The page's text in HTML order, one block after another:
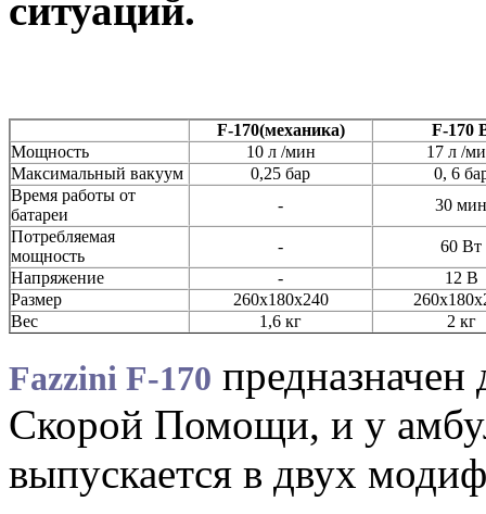
ситуаций.
F-170(механика)
F-170
Мощность
10 л /мин
17 л /
Максимальный вакуум
0,25 бар
0, 6
Время работы от
батареи
-
30 мин
Потребляемая
мощность
-
60 Вт
Напряжение
-
12 В
Размер
260х180х240
Вес
1,6 кг 2 кг
Fazzini F-170 предназначен
Скорой Помощи, и у
выпускается в двух